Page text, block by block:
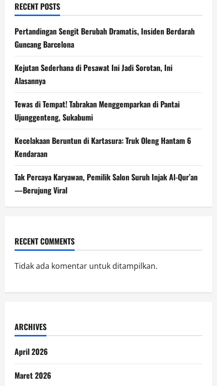
RECENT POSTS
Pertandingan Sengit Berubah Dramatis, Insiden Berdarah
Guncang Barcelona
Kejutan Sederhana di Pesawat Ini Jadi Sorotan, Ini
Alasannya
Tewas di Tempat! Tabrakan Menggemparkan di Pantai
Ujunggenteng, Sukabumi
Kecelakaan Beruntun di Kartasura: Truk Oleng Hantam 6
Kendaraan
Tak Percaya Karyawan, Pemilik Salon Suruh Injak Al-Qur’an
—Berujung Viral
RECENT COMMENTS
Tidak ada komentar untuk ditampilkan.
ARCHIVES
April 2026
Maret 2026